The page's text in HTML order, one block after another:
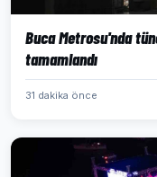
Buca Metrosu'nda
tamamlandı
31 dakika önce